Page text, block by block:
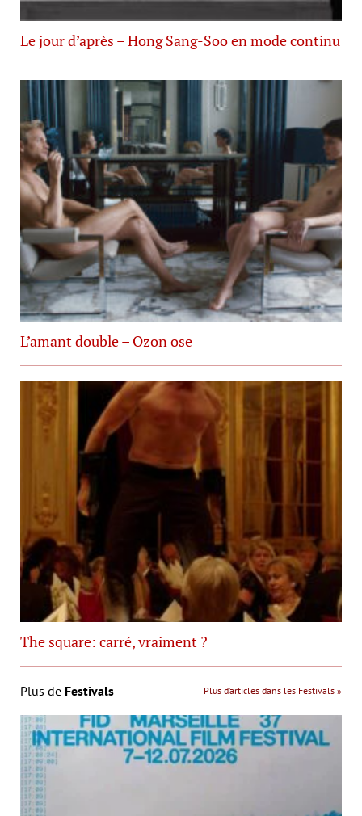
Le jour d’après – Hong Sang-Soo en mode continu
L’amant double – Ozon ose
The square: carré, vraiment ?
Plus de Festivals Plus d’articles dans les Festivals »